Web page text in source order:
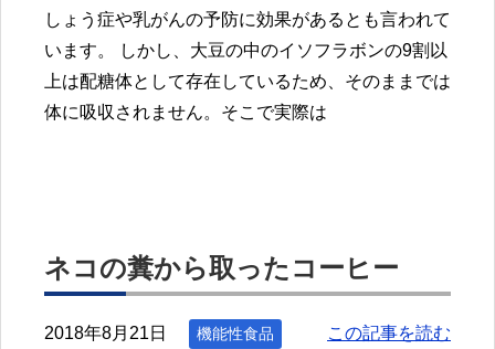
しょう症や乳がんの予防に効果があるとも言われて
います。 しかし、大豆の中のイソフラボンの9割以
上は配糖体として存在しているため、そのままでは
体に吸収されません。そこで実際は
ネコの糞から取ったコーヒー
2018年8月21日 機能性食品 この記事を読む